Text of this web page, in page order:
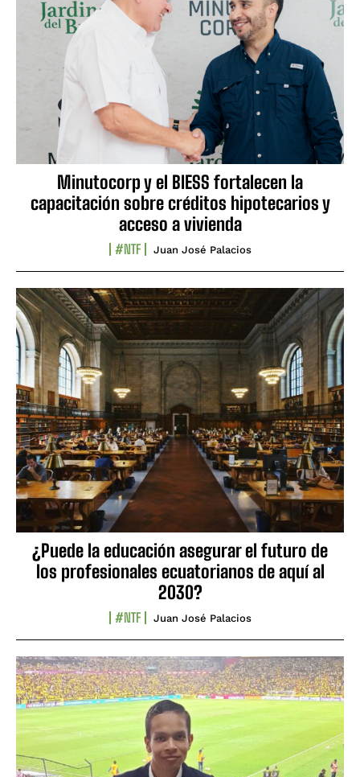
Minutocorp y el BIESS fortalecen la
capacitación sobre créditos hipotecarios y
acceso a vivienda
#NTF Juan José Palacios
¿Puede la educación asegurar el futuro de
los profesionales ecuatorianos de aquí al
2030?
#NTF Juan José Palacios